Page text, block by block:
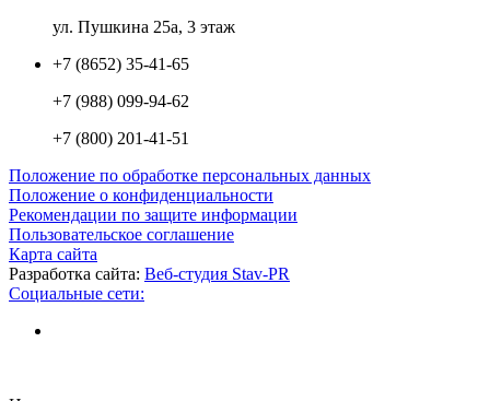
ул. Пушкина 25а, 3 этаж
+7 (8652) 35-41-65
+7 (988) 099-94-62
+7 (800) 201-41-51
Положение по обработке персональных данных
Положение о конфиденциальности
Рекомендации по защите информации
Пользовательское соглашение
Карта сайта
Разработка сайта: Веб-студия Stav-PR
Социальные сети: